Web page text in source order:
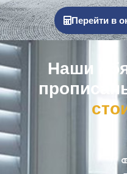
Перейти в
Наши
омп